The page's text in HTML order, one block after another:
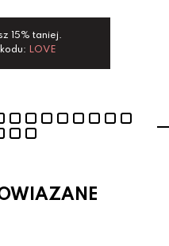
15% taniej.
LOVE